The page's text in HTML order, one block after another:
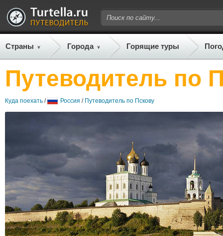
Страны Города Горящие туры
Путеводитель по
Куда поехать / Россия / Путеводитель по Пскову